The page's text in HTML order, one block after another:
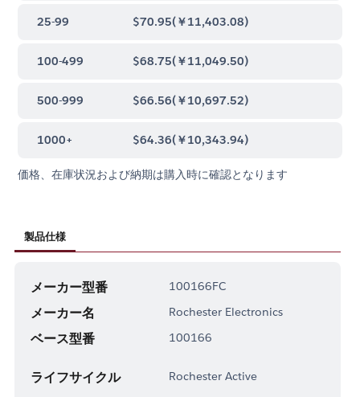
25-99 $70.95(￥11,403.08)
100-499 $68.75(￥11,049.50)
500-999 $66.56(￥10,697.52)
1000+ $64.36(￥10,343.94)
価格、在庫状況および納期は購入時に確認となります
製品仕様
メーカー型番 100166FC
メーカー名 Rochester Electronics
ベース型番 100166
ライフサイクル Rochester Active